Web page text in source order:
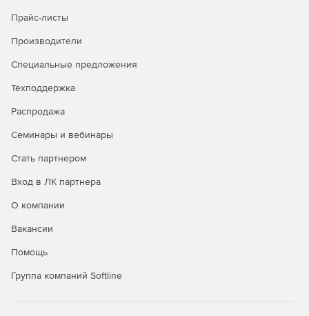
сервисов.
Управление всеми аспектами безопасности удобно и
Автоматизация политики безопасности и
среды.
облачных сред и успешно отражайте самые сложные
атаки.
Прайс-листы
Производители
Специальные предложения
Техподдержка
Распродажа
Семинары и вебинары
Стать партнером
Вход в ЛК партнера
О компании
Вакансии
Помощь
Группа компаний Softline